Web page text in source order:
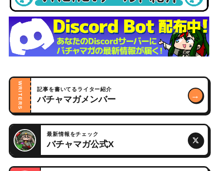
WRITERS 記事を書いてるライター紹介
バチャマガメンバー →
最新情報をチェック
バチャマガ公式X